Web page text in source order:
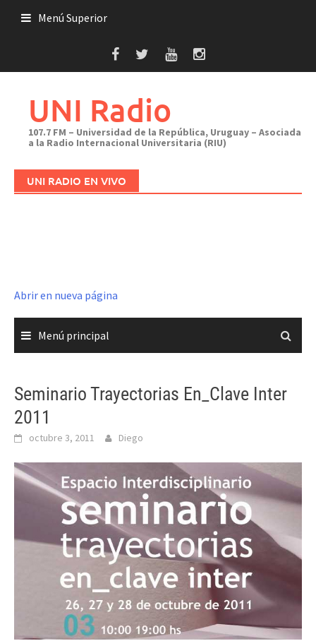
Menú Superior
UNI Radio
107.7 FM – Universidad de la República, Uruguay – Asociada
a la Radio Internacional Universitaria (RIU)
UNI RADIO EN VIVO
Abrir en nueva página
Menú principal
Seminario Trayectorias En_Clave Inter
2011
octubre 3, 2011 Diego